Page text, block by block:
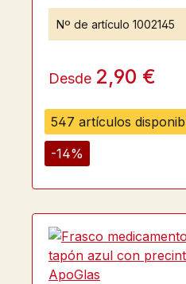
547 artículos
-14%
Nº de artículo 1002145
Desde 2,90 €